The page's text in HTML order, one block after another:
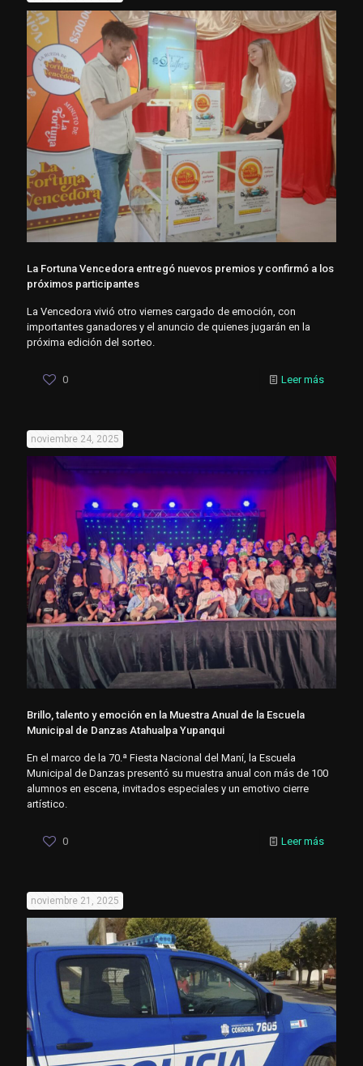
La Fortuna Vencedora entregó nuevos premios y confirmó a los
próximos participantes
La Vencedora vivió otro viernes cargado de emoción, con
importantes ganadores y el anuncio de quienes jugarán en la
próxima edición del sorteo.
0 Leer más
noviembre 24, 2025
Brillo, talento y emoción en la Muestra Anual de la Escuela
Municipal de Danzas Atahualpa Yupanqui
En el marco de la 70.ª Fiesta Nacional del Maní, la Escuela
Municipal de Danzas presentó su muestra anual con más de 100
alumnos en escena, invitados especiales y un emotivo cierre
artístico.
0 Leer más
noviembre 21, 2025